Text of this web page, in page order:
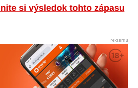
si výsledok tohto zápasu